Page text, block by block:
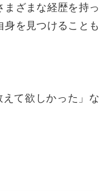
ざまな経歴を持っ
を見つけることも
て欲しかった」な